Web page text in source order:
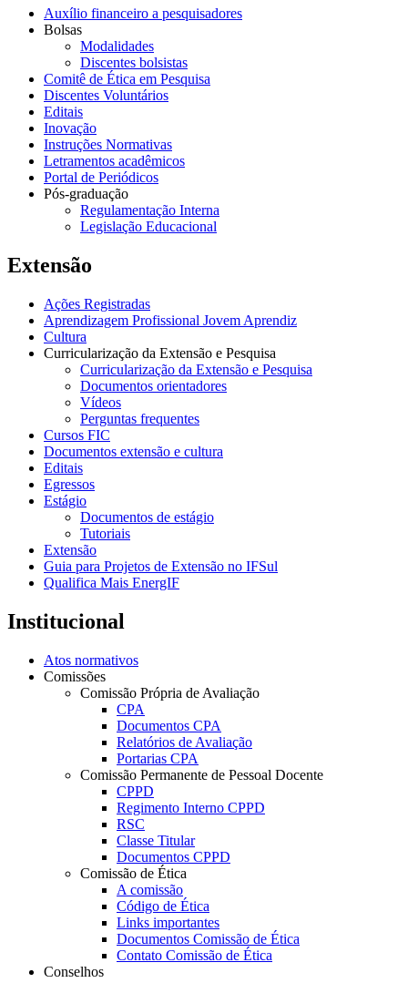
Auxílio financeiro a pesquisadores
Bolsas
Modalidades
Discentes bolsistas
Comitê de Ética em Pesquisa
Discentes Voluntários
Editais
Inovação
Instruções Normativas
Letramentos acadêmicos
Portal de Periódicos
Pós-graduação
Regulamentação Interna
Legislação Educacional
Extensão
Ações Registradas
Aprendizagem Profissional Jovem Aprendiz
Cultura
Curricularização da Extensão e Pesquisa
Curricularização da Extensão e Pesquisa
Documentos orientadores
Vídeos
Perguntas frequentes
Cursos FIC
Documentos extensão e cultura
Editais
Egressos
Estágio
Documentos de estágio
Tutoriais
Extensão
Guia para Projetos de Extensão no IFSul
Qualifica Mais EnergIF
Institucional
Atos normativos
Comissões
Comissão Própria de Avaliação
CPA
Documentos CPA
Relatórios de Avaliação
Portarias CPA
Comissão Permanente de Pessoal Docente
CPPD
Regimento Interno CPPD
RSC
Classe Titular
Documentos CPPD
Comissão de Ética
A comissão
Código de Ética
Links importantes
Documentos Comissão de Ética
Contato Comissão de Ética
Conselhos